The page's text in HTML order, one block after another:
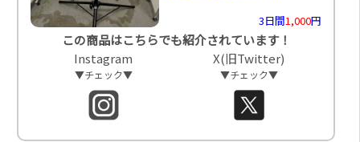
3日間1,000円
この商品はこちらでも紹介されています！
Instagram
▼チェック▼
X(旧Twitter)
▼チェック▼